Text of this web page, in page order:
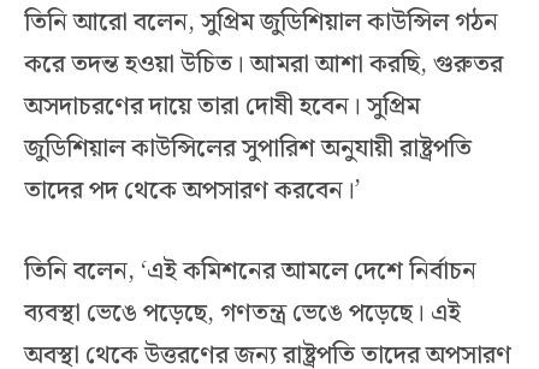
তিনি আরো বলেন, সুপ্রিম জুডিশিয়াল কাউন্সিল গঠন
করে তদন্ত হওয়া উচিত। আমরা আশা করছি, গুরুতর
অসদাচরণের দায়ে তারা দোষী হবেন। সুপ্রিম
জুডিশিয়াল কাউন্সিলের সুপারিশ অনুযায়ী রাষ্ট্রপতি
তাদের পদ থেকে অপসারণ করবেন।’
তিনি বলেন, ‘এই কমিশনের আমলে দেশে নির্বাচন
ব্যবস্থা ভেঙে পড়েছে, গণতন্ত্র ভেঙে পড়েছে। এই
অবস্থা থেকে উত্তরণের জন্য রাষ্ট্রপতি তাদের অপসারণ